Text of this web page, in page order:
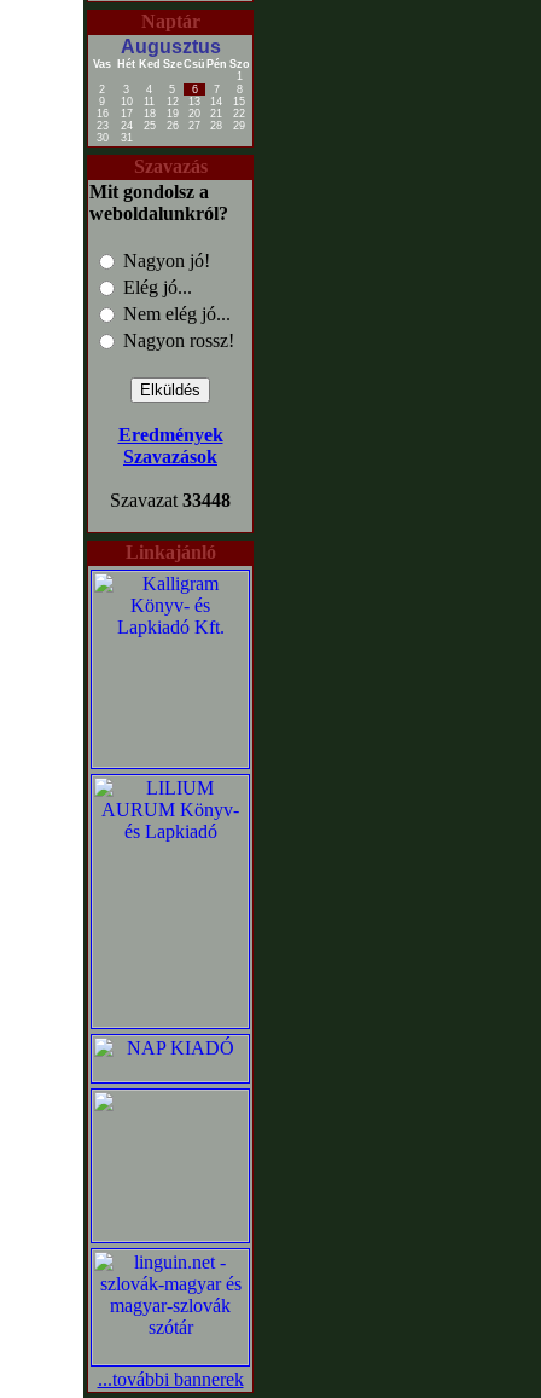
Naptár
Augusztus
Vas Hét Ked SzeCsü Pén Szo
1
2
3 4 5 6 7
8
9
10 11 12 13 14
15
16
17 18 19 20 21
22
23
24 25 26 27 28
29
30
31
Szavazás
Mit gondolsz a
weboldalunkról?
Nagyon jó!
Elég jó...
Nem elég jó...
Nagyon rossz!
Eredmények
Szavazások
Szavazat 33448
Linkajánló
...további bannerek